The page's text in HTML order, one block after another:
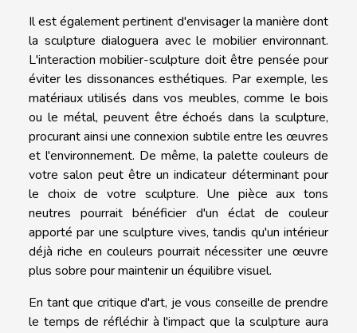
Il est également pertinent d'envisager la manière dont
la sculpture dialoguera avec le mobilier environnant.
L'interaction mobilier-sculpture doit être pensée pour
éviter les dissonances esthétiques. Par exemple, les
matériaux utilisés dans vos meubles, comme le bois
ou le métal, peuvent être échoés dans la sculpture,
procurant ainsi une connexion subtile entre les œuvres
et l'environnement. De même, la palette couleurs de
votre salon peut être un indicateur déterminant pour
le choix de votre sculpture. Une pièce aux tons
neutres pourrait bénéficier d'un éclat de couleur
apporté par une sculpture vives, tandis qu'un intérieur
déjà riche en couleurs pourrait nécessiter une œuvre
plus sobre pour maintenir un équilibre visuel.
En tant que critique d'art, je vous conseille de prendre
le temps de réfléchir à l'impact que la sculpture aura